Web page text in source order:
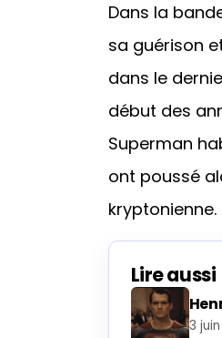
Dans la
sa guérison
dans le
début des
Superman
ont poussé
kryptonienne.
Lire aussi
3